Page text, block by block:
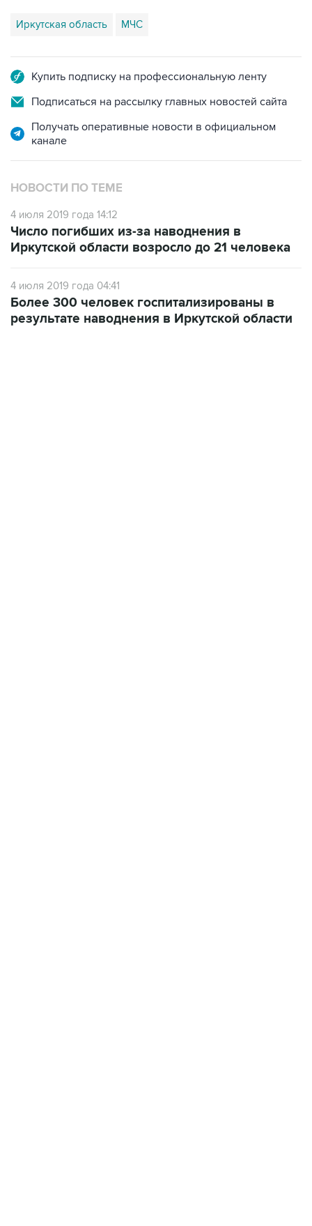
Иркутская область МЧС
Купить подписку на профессиональную ленту
Подписаться на рассылку главных новостей сайта
Получать оперативные новости в официальном
канале
НОВОСТИ ПО ТЕМЕ
4 июля 2019 года 14:12
Число погибших из-за наводнения в
Иркутской области возросло до 21 человека
4 июля 2019 года 04:41
Более 300 человек госпитализированы в
результате наводнения в Иркутской области